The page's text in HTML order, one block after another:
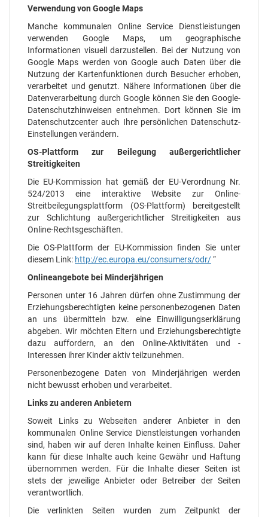
Verwendung von Google Maps
Manche kommunalen Online Service Dienstleistungen
verwenden Google Maps, um geographische
Informationen visuell darzustellen. Bei der Nutzung von
Google Maps werden von Google auch Daten über die
Nutzung der Kartenfunktionen durch Besucher erhoben,
verarbeitet und genutzt. Nähere Informationen über die
Datenverarbeitung durch Google können Sie den Google-
Datenschutzhinweisen entnehmen. Dort können Sie im
Datenschutzcenter auch Ihre persönlichen Datenschutz-
Einstellungen verändern.
OS-Plattform zur Beilegung außergerichtlicher
Streitigkeiten
Die EU-Kommission hat gemäß der EU-Verordnung Nr.
524/2013 eine interaktive Website zur Online-
Streitbeilegungsplattform (OS-Plattform) bereitgestellt
zur Schlichtung außergerichtlicher Streitigkeiten aus
Online-Rechtsgeschäften.
Die OS-Plattform der EU-Kommission finden Sie unter
diesem Link: http://ec.europa.eu/consumers/odr/“
Onlineangebote bei Minderjährigen
Personen unter 16 Jahren dürfen ohne Zustimmung der
Erziehungsberechtigten keine personenbezogenen Daten
an uns übermitteln bzw. eine Einwilligungserklärung
abgeben. Wir möchten Eltern und Erziehungsberechtigte
dazu auffordern, an den Online-Aktivitäten und -
Interessen ihrer Kinder aktiv teilzunehmen.
Personenbezogene Daten von Minderjährigen werden
nicht bewusst erhoben und verarbeitet.
Links zu anderen Anbietern
Soweit Links zu Webseiten anderer Anbieter in den
kommunalen Online Service Dienstleistungen vorhanden
sind, haben wir auf deren Inhalte keinen Einfluss. Daher
kann für diese Inhalte auch keine Gewähr und Haftung
übernommen werden. Für die Inhalte dieser Seiten ist
stets der jeweilige Anbieter oder Betreiber der Seiten
verantwortlich.
Die verlinkten Seiten wurden zum Zeitpunkt der